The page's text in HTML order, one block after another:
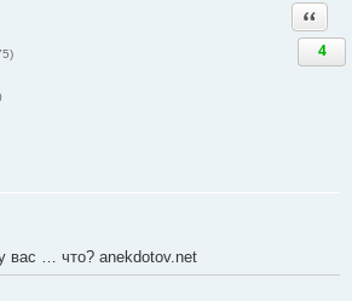
4
вас … что? anekdotov.net